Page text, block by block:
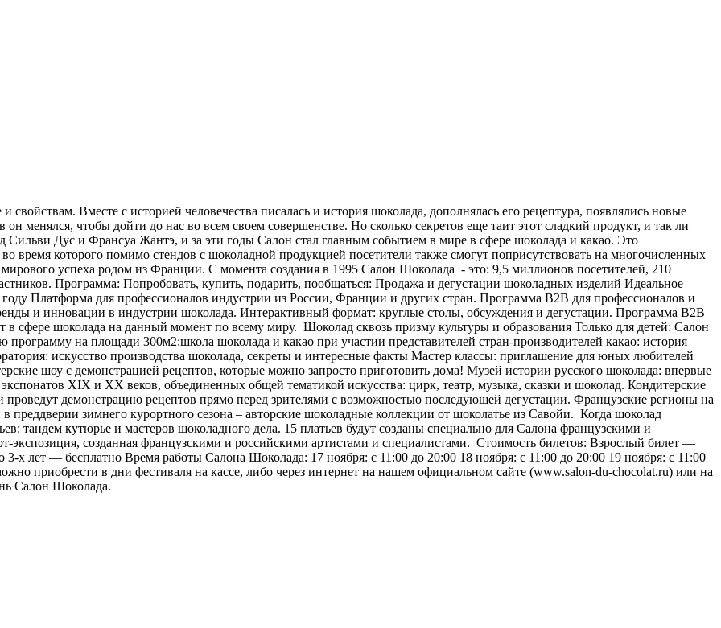
Вместе с историей человечества писалась и история шоколада, дополнялась его рецептура, появлялись новые
менялся, чтобы дойти до нас во всем своем совершенстве. Но сколько секретов еще таит этот сладкий продукт, и так ли
Сильви Дус и Франсуа Жантэ, и за эти годы Салон стал главным событием в мире в сфере шоколада и какао. Это
время которого помимо стендов с шоколадной продукцией посетители также смогут поприсутствовать на многочисленных
успеха родом из Франции. С момента создания в 1995 Салон Шоколада - это: 9,5 миллионов посетителей, 210
Программа: Попробовать, купить, подарить, пообщаться: Продажа и дегустации шоколадных изделий Идеальное
Платформа для профессионалов индустрии из России, Франции и других стран. Программа В2В для профессионалов и
и инновации в индустрии шоколада. Интерактивный формат: круглые столы, обсуждения и дегустации. Программа В2В
сфере шоколада на данный момент по всему миру. Шоколад сквозь призму культуры и образования Только для детей: Салон
программу на площади 300м2:школа шоколада и какао при участии представителей стран-производителей какао: история
искусство производства шоколада, секреты и интересные факты Мастер классы: приглашение для юных любителей
шоу с демонстрацией рецептов, которые можно запросто приготовить дома! Музей истории русского шоколада: впервые
XIX и XX веков, объединенных общей тематикой искусства: цирк, театр, музыка, сказки и шоколад. Кондитерские
демонстрацию рецептов прямо перед зрителями с возможностью последующей дегустации. Французские регионы на
зимнего курортного сезона – авторские шоколадные коллекции от шоколатье из Савойи. Когда шоколад
тандем кутюрье и мастеров шоколадного дела. 15 платьев будут созданы специально для Салона французскими и
экспозиция, созданная французскими и российскими артистами и специалистами. Стоимость билетов: Взрослый билет —
х лет — бесплатно Время работы Салона Шоколада: 17 ноября: с 11:00 до 20:00 18 ноября: с 11:00 до 20:00 19 ноября: с 11:00
приобрести в дни фестиваля на кассе, либо через интернет на нашем официальном сайте (www.salon-du-chocolat.ru) или на
Салон Шоколада.